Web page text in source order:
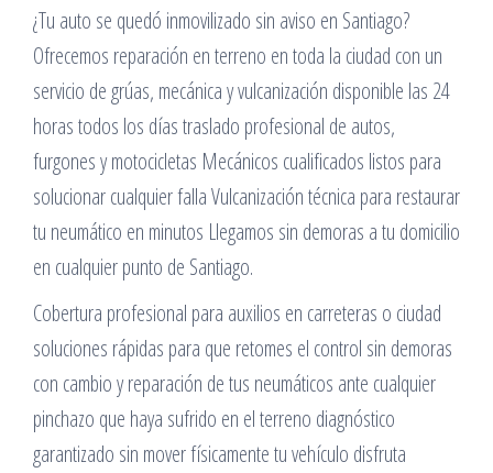
¿Tu auto se quedó inmovilizado sin aviso en Santiago?
Ofrecemos reparación en terreno en toda la ciudad con un
servicio de grúas, mecánica y vulcanización disponible las 24
horas todos los días traslado profesional de autos,
furgones y motocicletas Mecánicos cualificados listos para
solucionar cualquier falla Vulcanización técnica para restaurar
tu neumático en minutos Llegamos sin demoras a tu domicilio
en cualquier punto de Santiago.
Cobertura profesional para auxilios en carreteras o ciudad
soluciones rápidas para que retomes el control sin demoras
con cambio y reparación de tus neumáticos ante cualquier
pinchazo que haya sufrido en el terreno diagnóstico
garantizado sin mover físicamente tu vehículo disfruta